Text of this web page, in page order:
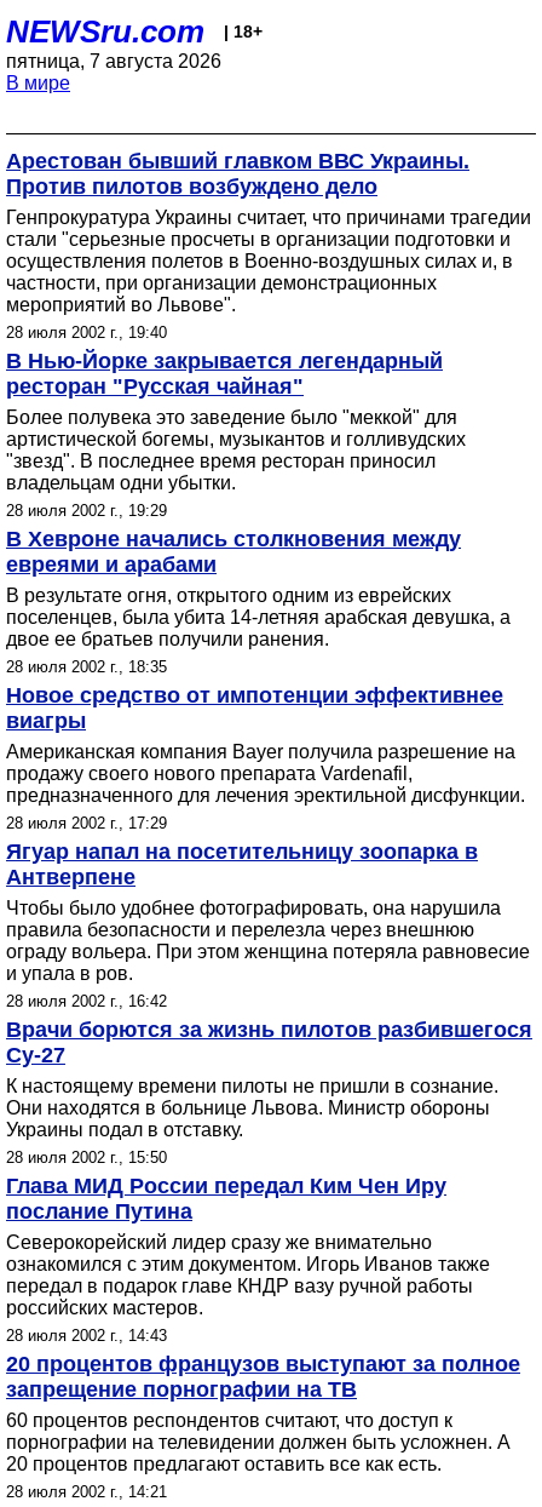
NEWSru.com | 18+
пятница, 7 августа 2026
В мире
Арестован бывший главком ВВС Украины.
Против пилотов возбуждено дело
Генпрокуратура Украины считает, что причинами трагедии
стали "серьезные просчеты в организации подготовки и
осуществления полетов в Военно-воздушных силах и, в
частности, при организации демонстрационных
мероприятий во Львове".
28 июля 2002 г., 19:40
В Нью-Йорке закрывается легендарный
ресторан "Русская чайная"
Более полувека это заведение было "меккой" для
артистической богемы, музыкантов и голливудских
"звезд". В последнее время ресторан приносил
владельцам одни убытки.
28 июля 2002 г., 19:29
В Хевроне начались столкновения между
евреями и арабами
В результате огня, открытого одним из еврейских
поселенцев, была убита 14-летняя арабская девушка, а
двое ее братьев получили ранения.
28 июля 2002 г., 18:35
Новое средство от импотенции эффективнее
виагры
Американская компания Bayer получила разрешение на
продажу своего нового препарата Vardenafil,
предназначенного для лечения эректильной дисфункции.
28 июля 2002 г., 17:29
Ягуар напал на посетительницу зоопарка в
Антверпене
Чтобы было удобнее фотографировать, она нарушила
правила безопасности и перелезла через внешнюю
ограду вольера. При этом женщина потеряла равновесие
и упала в ров.
28 июля 2002 г., 16:42
Врачи борются за жизнь пилотов разбившегося
Су-27
К настоящему времени пилоты не пришли в сознание.
Они находятся в больнице Львова. Министр обороны
Украины подал в отставку.
28 июля 2002 г., 15:50
Глава МИД России передал Ким Чен Иру
послание Путина
Северокорейский лидер сразу же внимательно
ознакомился с этим документом. Игорь Иванов также
передал в подарок главе КНДР вазу ручной работы
российских мастеров.
28 июля 2002 г., 14:43
20 процентов французов выступают за полное
запрещение порнографии на ТВ
60 процентов респондентов считают, что доступ к
порнографии на телевидении должен быть усложнен. А
20 процентов предлагают оставить все как есть.
28 июля 2002 г., 14:21